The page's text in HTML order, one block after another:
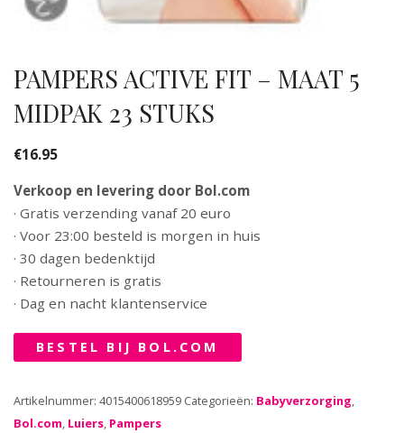
PAMPERS ACTIVE FIT – MAAT 5
MIDPAK 23 STUKS
€16.95
Verkoop en levering door Bol.com
· Gratis verzending vanaf 20 euro
· Voor 23:00 besteld is morgen in huis
· 30 dagen bedenktijd
· Retourneren is gratis
· Dag en nacht klantenservice
BESTEL BIJ BOL.COM
Artikelnummer: 4015400618959 Categorieën: Babyverzorging,
Bol.com, Luiers, Pampers